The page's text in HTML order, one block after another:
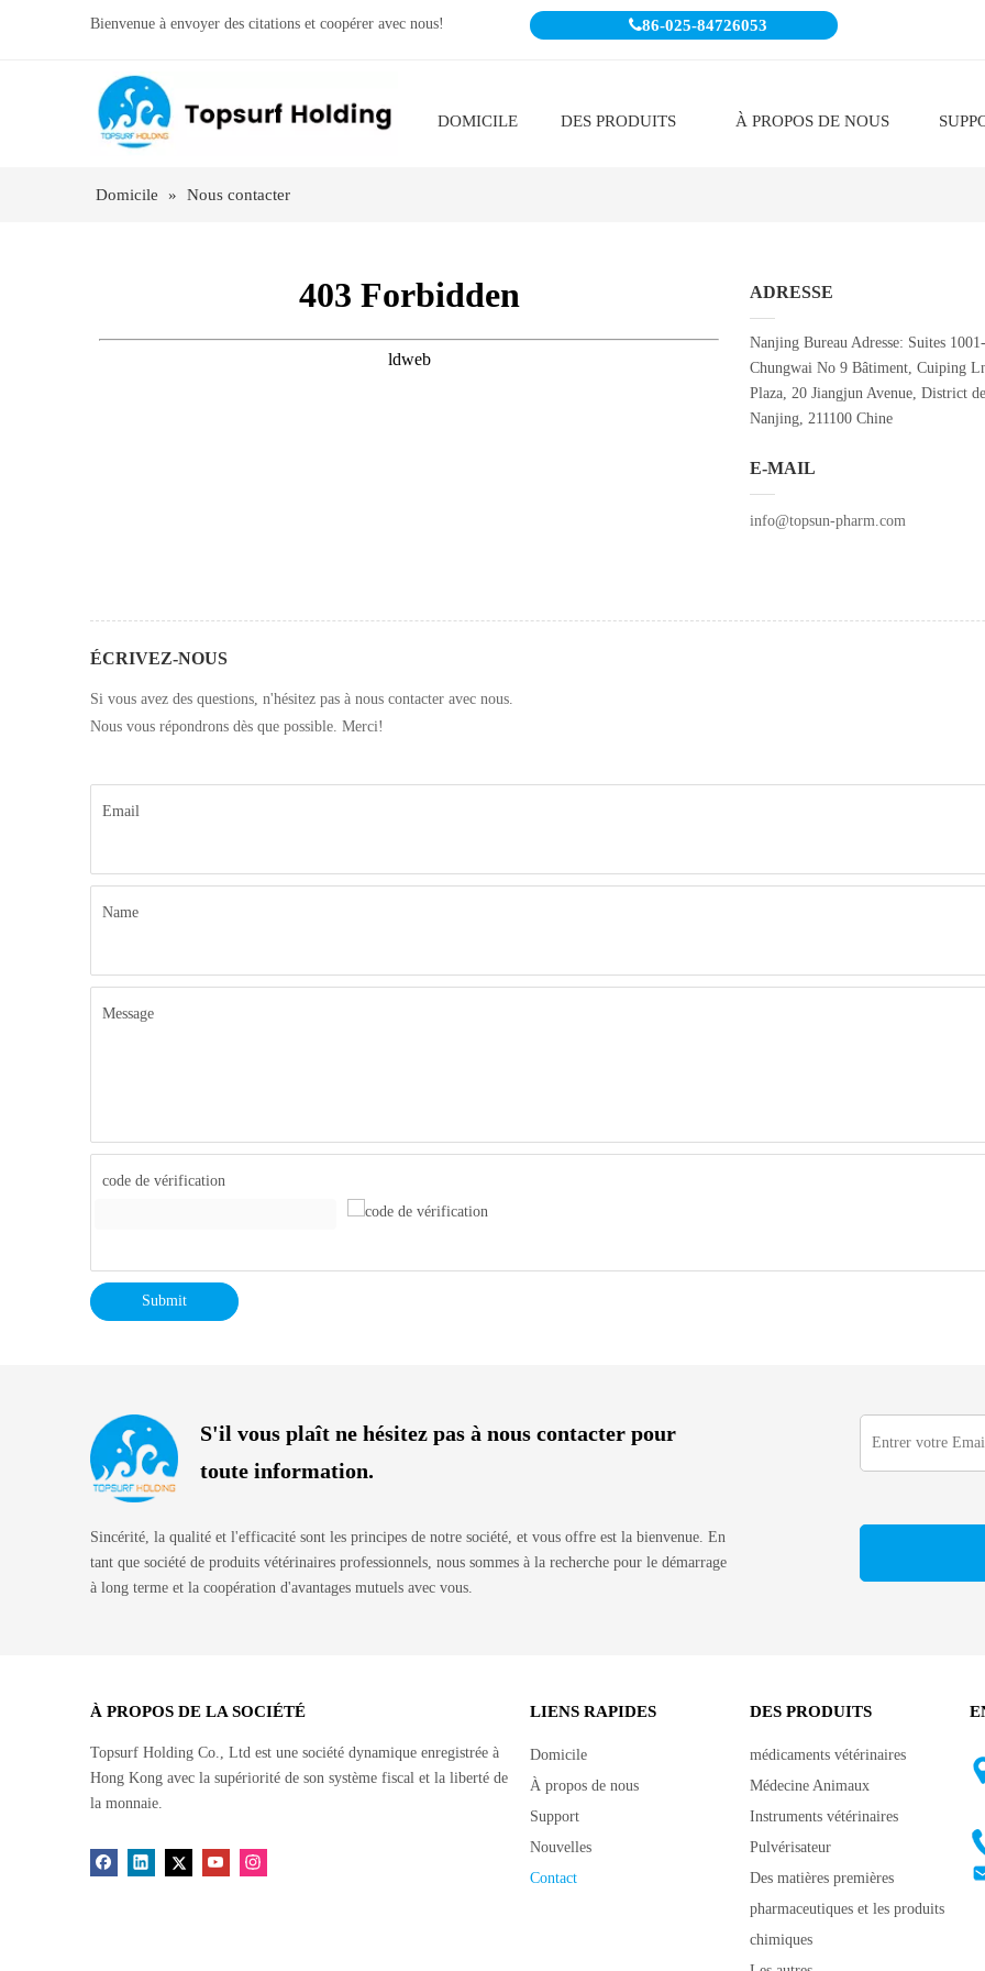
Bienvenue à envoyer des citations et coopérer avec nous! 86-025-84726053
DOMICILE DES PRODUITS À PROPOS DE NOUS
Domicile » Nous contacter
ADRESSE
Nanjing Bureau Adresse: Suites
Chungwai No 9 Bâtiment, Cuiping
Plaza, 20 Jiangjun Avenue, District
Nanjing, 211100 Chine
E-MAIL
info@topsun-pharm.com
ÉCRIVEZ-NOUS
Si vous avez des questions, n'hésitez pas à nous contacter avec nous.
Nous vous répondrons dès que possible. Merci!
Email
Name
Message
code de vérification
Submit
S'il vous plaît ne hésitez pas à nous contacter pour
toute information.
Sincérité, la qualité et l'efficacité sont les principes de notre société, et vous offre est la bienvenue. En
tant que société de produits vétérinaires professionnels, nous sommes à la recherche pour le démarrage
à long terme et la coopération d'avantages mutuels avec vous.
À PROPOS DE LA SOCIÉTÉ
Topsurf Holding Co., Ltd est une société dynamique enregistrée à
Hong Kong avec la supériorité de son système fiscal et la liberté de
la monnaie.
LIENS RAPIDES
Domicile
À propos de nous
Support
Nouvelles
Contact
DES PRODUITS
médicaments vétérinaires
Médecine Animaux
Instruments vétérinaires
Pulvérisateur
Des matières premières
pharmaceutiques et les produits
chimiques